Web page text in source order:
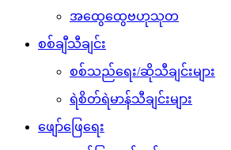
အထွေထွေဗဟုသုတ
စစ်ချီသီချင်း
စစ်သည်ရေး/ဆိုသီချင်းများ
ရဲစိတ်ရဲမာန်သီချင်းများ
ဖျော်ဖြေရေး